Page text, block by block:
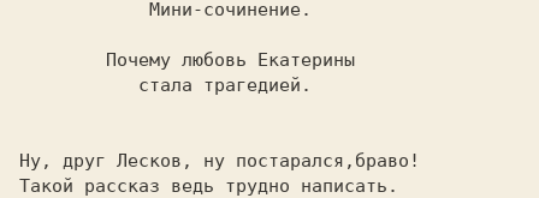
            Мини-сочинение.
        Почему любовь Екатерины
           стала трагедией.
Ну, друг Лесков, ну постарался,браво!
Такой рассказ ведь трудно написать.